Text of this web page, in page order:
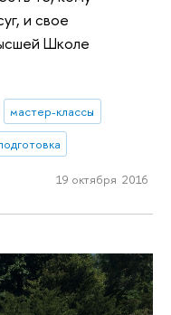
и свое
Школе
мастер-классы
19 октября 2016